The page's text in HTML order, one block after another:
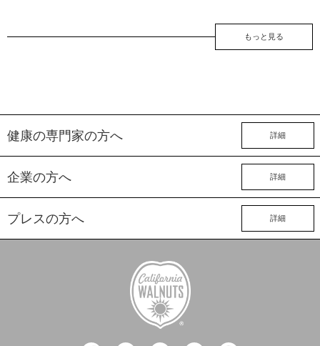
もっと見る
健康の専門家の方へ 詳細
企業の方へ 詳細
プレスの方へ 詳細